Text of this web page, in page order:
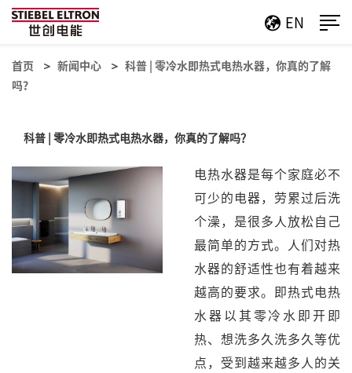
EN
首页 新闻中心
科普 | 零冷水即热式电热水器，你真的了解
吗？
科普 | 零冷水即热式电热水器，你真的了解吗？
电热水器是每个家庭必不
可少的电器，劳累过后洗
个澡，是很多人放松自己
最简单的方式。人们对热
水器的舒适性也有着越来
越高的要求。即热式电热
水器以其零冷水即开即
热、想洗多久洗多久等优
点，受到越来越多人的关